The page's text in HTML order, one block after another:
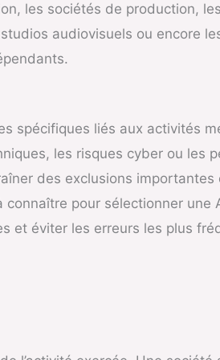
les sociétés de production,
audiovisuels ou encore
spécifiques liés aux activités
les risques cyber ou les
des exclusions
pour sélectionner une
et éviter les erreurs les plus